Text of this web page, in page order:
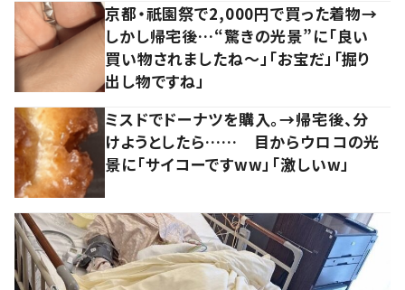
京都・祇園祭で2,000円で買った着物→
しかし帰宅後…“驚きの光景”に「良い
買い物されましたね～」「お宝だ」「掘り
出し物ですね」
ミスドでドーナツを購入。→帰宅後、分
けようとしたら…… 目からウロコの光
景に「サイコーですww」「激しいw」